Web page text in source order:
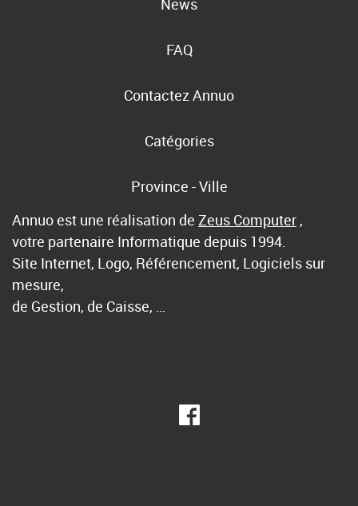
News
FAQ
Contactez Annuo
Catégories
Province - Ville
Annuo est une réalisation de Zeus Computer ,
votre partenaire Informatique depuis 1994.
Site Internet, Logo, Référencement, Logiciels sur
mesure,
de Gestion, de Caisse, …